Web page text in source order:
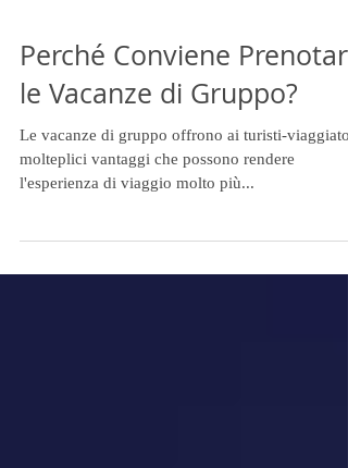
Perché Conviene Prenotare
le Vacanze di Gruppo?
Le vacanze di gruppo offrono ai turisti-
molteplici vantaggi che possono rendere